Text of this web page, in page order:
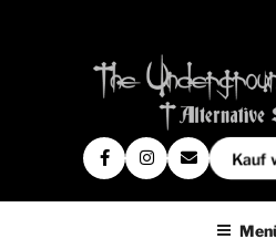
Kauf